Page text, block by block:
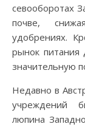
севооборотах
почве,
удобрениях.
рынок
значительную
Недавно в
учреждений
люпина